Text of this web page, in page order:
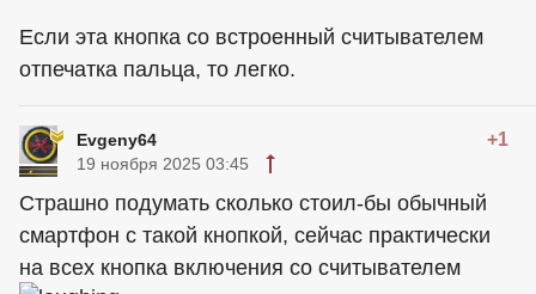
Если эта кнопка со встроенный считывателем
отпечатка пальца, то легко.
Evgeny64 +1
19 ноября 2025 03:45
Страшно подумать сколько стоил-бы обычный
смартфон с такой кнопкой, сейчас практически
на всех кнопка включения со считывателем